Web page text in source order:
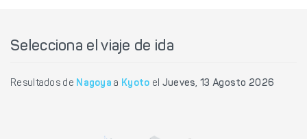
Selecciona el viaje de ida
Resultados de Nagoya a Kyoto el Jueves, 13 Agosto 2026